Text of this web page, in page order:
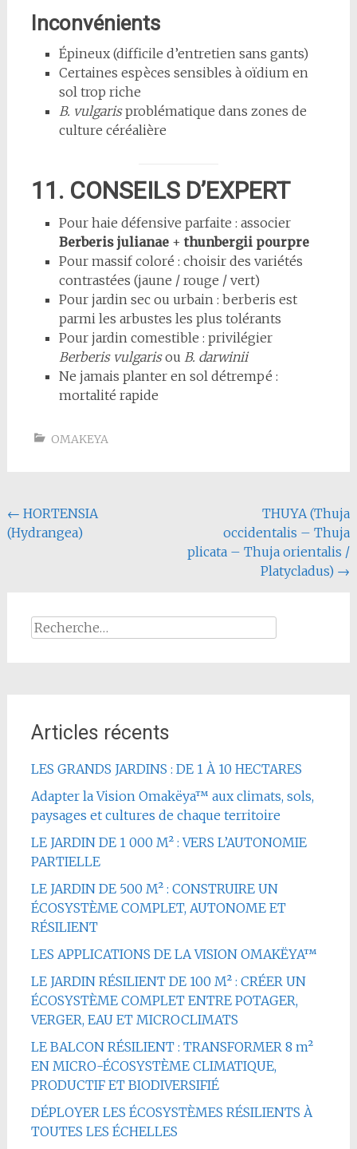
Inconvénients
Épineux (difficile d’entretien sans gants)
Certaines espèces sensibles à oïdium en
sol trop riche
B. vulgarisproblématique dans zones de
culture céréalière
11. CONSEILS D’EXPERT
Pour haie défensive parfaite : associer
Berberis julianae+thunbergii pourpre
Pour massif coloré : choisir des variétés
contrastées (jaune / rouge / vert)
Pour jardin sec ou urbain : berberis est
parmi les arbustes les plus tolérants
Pour jardin comestible : privilégier
Berberis vulgarisou B. darwinii
Ne jamais planter en sol détrempé :
mortalité rapide
OMAKEYA
Navigation
de
← HORTENSIA
(Hydrangea)
THUYA (Thuja
occidentalis – Thuja
plicata – Thuja orientalis /
Platycladus) →
Rechercher :
Articles récents
LES GRANDS JARDINS : DE 1 À 10 HECTARES
Adapter la Vision Omakëya™ aux climats, sols,
paysages et cultures de chaque territoire
LE JARDIN DE 1 000 M² : VERS L’AUTONOMIE
PARTIELLE
LE JARDIN DE 500 M² : CONSTRUIRE UN
ÉCOSYSTÈME COMPLET, AUTONOME ET
RÉSILIENT
LES APPLICATIONS DE LA VISION OMAKËYA™
LE JARDIN RÉSILIENT DE 100 M² : CRÉER UN
ÉCOSYSTÈME COMPLET ENTRE POTAGER,
VERGER, EAU ET MICROCLIMATS
LE BALCON RÉSILIENT : TRANSFORMER 8 m²
EN MICRO-ÉCOSYSTÈME CLIMATIQUE,
PRODUCTIF ET BIODIVERSIFIÉ
DÉPLOYER LES ÉCOSYSTÈMES RÉSILIENTS À
TOUTES LES ÉCHELLES